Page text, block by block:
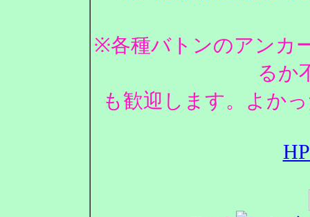
※各種バトンのアンカ
るか
も歓迎します。よか